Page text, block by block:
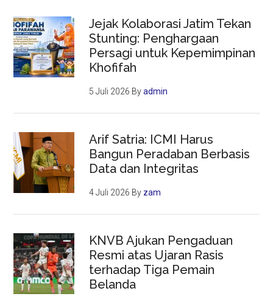
Jejak Kolaborasi Jatim Tekan
Stunting: Penghargaan
Persagi untuk Kepemimpinan
Khofifah
5 Juli 2026 Byadmin
Arif Satria: ICMI Harus
Bangun Peradaban Berbasis
Data dan Integritas
4 Juli 2026 By zam
KNVB Ajukan Pengaduan
Resmi atas Ujaran Rasis
terhadap Tiga Pemain
Belanda